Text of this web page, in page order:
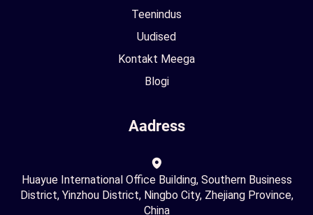
Teenindus
Uudised
Kontakt Meega
Blogi
Aadress
Huayue International Office Building, Southern Business
District, Yinzhou District, Ningbo City, Zhejiang Province,
China